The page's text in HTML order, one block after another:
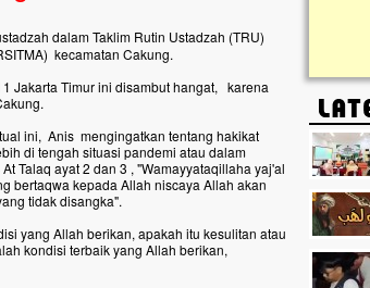
dalam Taklim Rutin Ustadzah (TRU)
kecamatan Cakung.
Jakarta Timur ini disambut hangat, karena
ini, Anis mengingatkan tentang hakikat
di tengah situasi pandemi atau dalam
Talaq ayat 2 dan 3 , "Wamayyataqillaha yaj'al
bertaqwa kepada Allah niscaya Allah akan
tidak disangka".
yang Allah berikan, apakah itu kesulitan atau
kondisi terbaik yang Allah berikan,